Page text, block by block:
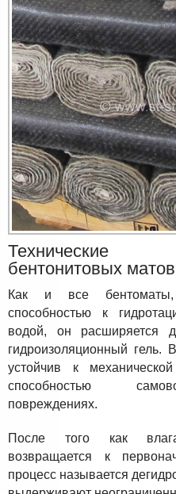
Технические
бентонитовых
Как и все бентоматы,
способностью к
водой, он расширяется
гидроизоляционный гель.
устойчив к механической
способностью
повреждениях.
После того как
возвращается к
процесс называется